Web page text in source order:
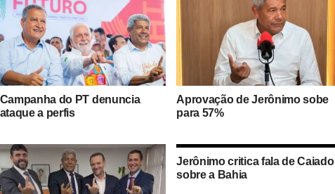
Campanha do PT denuncia
ataque a perfis
Aprovação de Jerônimo sobe
para 57%
Jerônimo critica fala de Caiado
sobre a Bahia